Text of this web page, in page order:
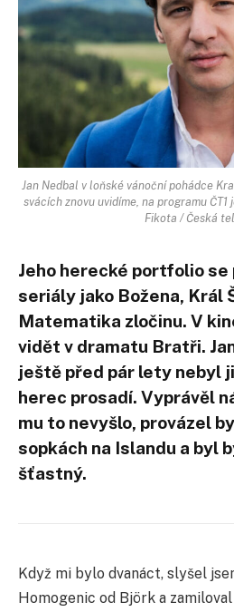
Jan Nedbal v loňské vánoční pohádce
svácích znovu uvidíme, na programu
Fikota / Česká
Jeho herecké portfolio se
seriály jako Božena, Král
Matematika zločinu. V
vidět v dramatu Bratři.
ještě před pár lety nebyl
herec prosadí. Vyprávěl
mu to nevyšlo, provázel
sopkách na Islandu a byl
šťastný.
Když mi bylo dvanáct, slyšel
Homogenic od Björk a